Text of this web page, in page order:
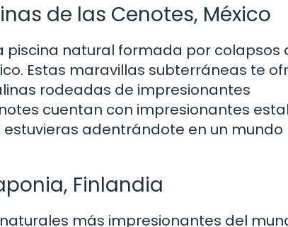
de las Cenotes, México
piscina natural formada por colapsos
Estas maravillas subterráneas te
rodeadas de impresionantes
cuentan con impresionantes
adentrándote en un mundo
Finlandia
más impresionantes del